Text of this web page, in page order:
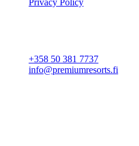
+358 50 381 7737
info@premiumresorts.fi